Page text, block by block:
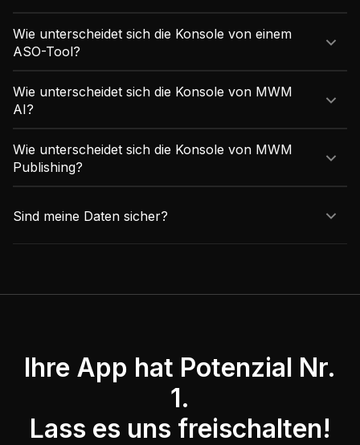
Wie unterscheidet sich die Konsole von einem
ASO-Tool?
Wie unterscheidet sich die Konsole von MWM
AI?
Wie unterscheidet sich die Konsole von MWM
Publishing?
Sind meine Daten sicher?
Ihre App hat Potenzial Nr.
1.
Lass es uns freischalten!